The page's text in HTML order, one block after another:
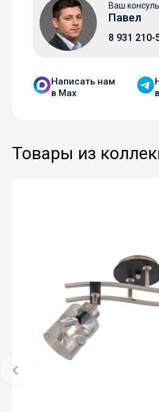
Ваш
Павел
8 931 210-
Написать нам
в Мax
Товары из